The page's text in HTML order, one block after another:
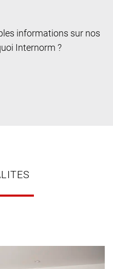
informations sur nos
Internorm ?